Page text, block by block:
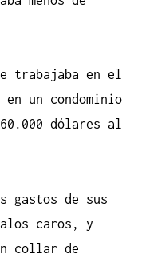
trabajaba en el
un condominio
dólares al
gastos de sus
caros, y
collar de